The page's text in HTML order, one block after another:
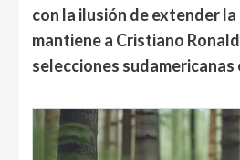
con la ilusión de extender
mantiene a Cristiano
selecciones sudamericanas